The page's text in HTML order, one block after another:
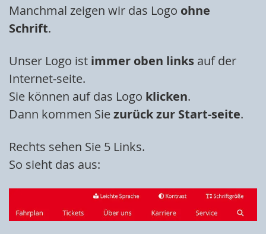
Manchmal zeigen wir das Logo ohne
Schrift.
Unser Logo ist immer oben links auf der
Internet-seite.
Sie können auf das Logo klicken.
Dann kommen Siezurück zur Start-seite.
Rechts sehen Sie 5 Links.
So sieht das aus: